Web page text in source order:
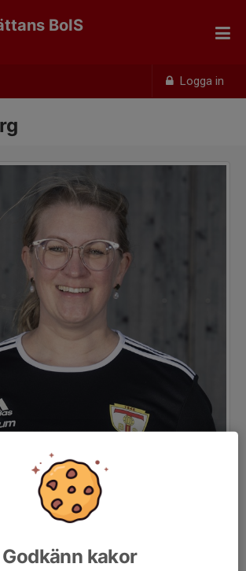
Logga in
BoIS
Godkänn kakor